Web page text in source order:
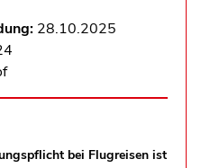
28.10.2025
bei Flugreisen ist